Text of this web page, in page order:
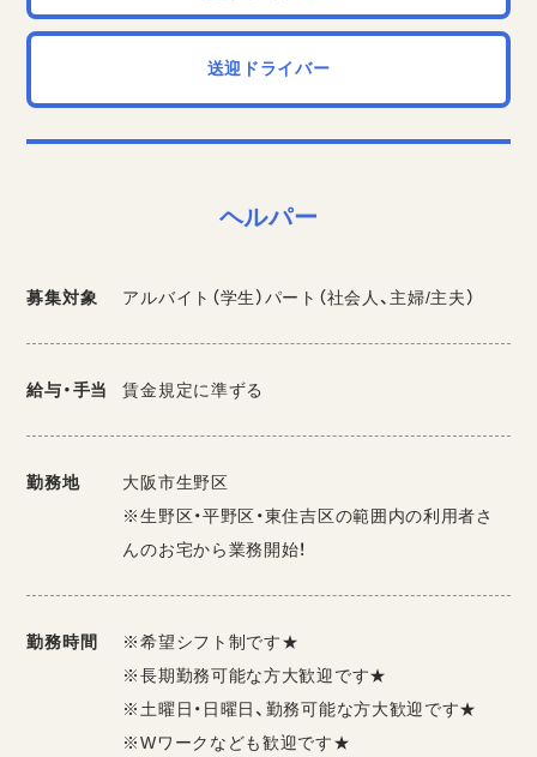
送迎ドライバー
ヘルパー
募集対象 アルバイト（学生）パート（社会人、主婦/主夫）
給与・手当 賃金規定に準ずる
勤務地
大阪市生野区
※生野区・平野区・東住吉区の範囲内の利用者さ
んのお宅から業務開始！
勤務時間
※希望シフト制です★
※長期勤務可能な方大歓迎です★
※土曜日・日曜日、勤務可能な方大歓迎です★
※Wワークなども歓迎です★